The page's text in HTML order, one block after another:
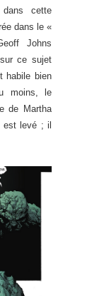
dans cette
dans le «
Johns
ce sujet
habile bien
moins, le
de Martha
est levé ; il